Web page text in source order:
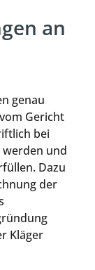
an
genau
Gericht
bei
und
Dazu
der
Kläger